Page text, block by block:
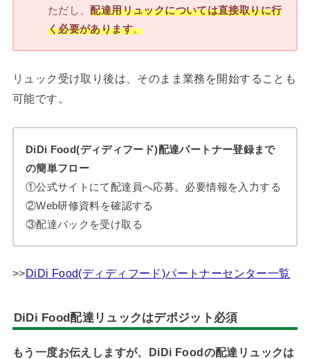
ただし、配達用リュックについては直接取りに行
く必要があります。
リュック受け取り後は、そのまま業務を開始することも
可能です。
DiDi Food(ディディフード)配達パートナー登録まで
の簡単フロー
①公式サイトにて配達員へ応募。必要情報を入力する
②Web研修資料を確認する
③配達バックを受け取る
>>DiDi Food(ディディフード)パートナーセンター一覧
DiDi Food配達リュックはデポジット必須
もう一度お伝えしますが、DiDi Foodの配達リュックは